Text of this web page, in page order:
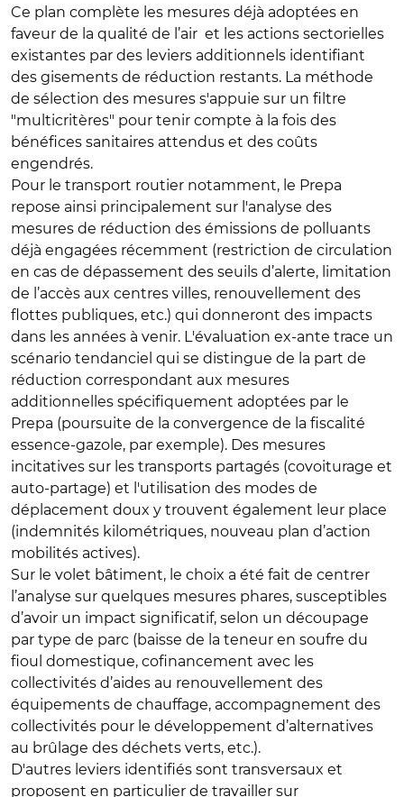
Ce plan complète les mesures déjà adoptées en
faveur de la qualité de l’air et les actions sectorielles
existantes par des leviers additionnels identifiant
des gisements de réduction restants. La méthode
de sélection des mesures s'appuie sur un filtre
"multicritères" pour tenir compte à la fois des
bénéfices sanitaires attendus et des coûts
engendrés.
Pour le transport routier notamment, le Prepa
repose ainsi principalement sur l'analyse des
mesures de réduction des émissions de polluants
déjà engagées récemment (restriction de circulation
en cas de dépassement des seuils d’alerte, limitation
de l’accès aux centres villes, renouvellement des
flottes publiques, etc.) qui donneront des impacts
dans les années à venir. L'évaluation ex-ante trace un
scénario tendanciel qui se distingue de la part de
réduction correspondant aux mesures
additionnelles spécifiquement adoptées par le
Prepa (poursuite de la convergence de la fiscalité
essence-gazole, par exemple). Des mesures
incitatives sur les transports partagés (covoiturage et
auto-partage) et l'utilisation des modes de
déplacement doux y trouvent également leur place
(indemnités kilométriques, nouveau plan d’action
mobilités actives).
Sur le volet bâtiment, le choix a été fait de centrer
l’analyse sur quelques mesures phares, susceptibles
d’avoir un impact significatif, selon un découpage
par type de parc (baisse de la teneur en soufre du
fioul domestique, cofinancement avec les
collectivités d’aides au renouvellement des
équipements de chauffage, accompagnement des
collectivités pour le développement d’alternatives
au brûlage des déchets verts, etc.).
D'autres leviers identifiés sont transversaux et
proposent en particulier de travailler sur